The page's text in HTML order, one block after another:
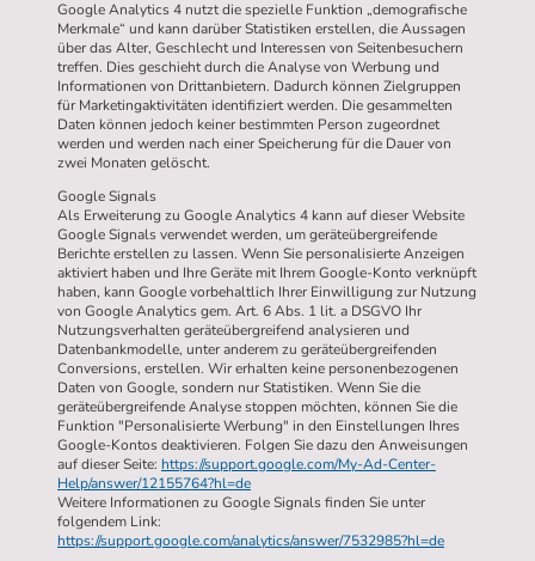
Google Analytics 4 nutzt die spezielle Funktion „demografische
Merkmale“ und kann darüber Statistiken erstellen, die Aussagen
über das Alter, Geschlecht und Interessen von Seitenbesuchern
treffen. Dies geschieht durch die Analyse von Werbung und
Informationen von Drittanbietern. Dadurch können Zielgruppen
für Marketingaktivitäten identifiziert werden. Die gesammelten
Daten können jedoch keiner bestimmten Person zugeordnet
werden und werden nach einer Speicherung für die Dauer von
zwei Monaten gelöscht.
Google Signals
Als Erweiterung zu Google Analytics 4 kann auf dieser Website
Google Signals verwendet werden, um geräteübergreifende
Berichte erstellen zu lassen. Wenn Sie personalisierte Anzeigen
aktiviert haben und Ihre Geräte mit Ihrem Google-Konto verknüpft
haben, kann Google vorbehaltlich Ihrer Einwilligung zur Nutzung
von Google Analytics gem. Art. 6 Abs. 1 lit. a DSGVO Ihr
Nutzungsverhalten geräteübergreifend analysieren und
Datenbankmodelle, unter anderem zu geräteübergreifenden
Conversions, erstellen. Wir erhalten keine personenbezogenen
Daten von Google, sondern nur Statistiken. Wenn Sie die
geräteübergreifende Analyse stoppen möchten, können Sie die
Funktion "Personalisierte Werbung" in den Einstellungen Ihres
Google-Kontos deaktivieren. Folgen Sie dazu den Anweisungen
auf dieser Seite: https://support.google.com/My-Ad-Center-
Help/answer/12155764?hl=de
Weitere Informationen zu Google Signals finden Sie unter
folgendem Link:
https://support.google.com/analytics/answer/7532985?hl=de